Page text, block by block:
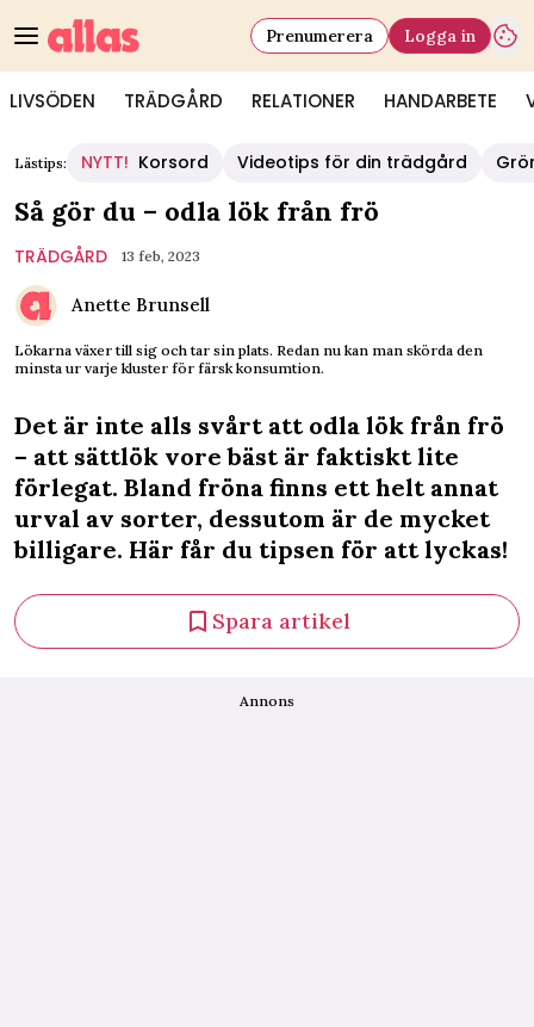
LIVSÖDEN TRÄDGÅRD RELATIONER HANDARBETE
Prenumerera Logga in
Lästips: NYTT! Korsord Videotips för din trädgård
Så gör du – odla lök från frö
TRÄDGÅRD 13 feb, 2023
Anette Brunsell
Lökarna växer till sig och tar sin plats. Redan nu kan man skörda den
minsta ur varje kluster för färsk konsumtion.
Det är inte alls svårt att odla lök från frö
– att sättlök vore bäst är faktiskt lite
förlegat. Bland fröna finns ett helt annat
urval av sorter, dessutom är de mycket
billigare. Här får du tipsen för att lyckas!
Spara artikel
Annons